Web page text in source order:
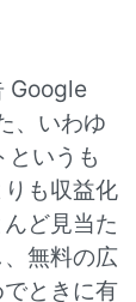
Google
、いわゆ
いうも
も収益化
ど見当た
無料の広
ときに有